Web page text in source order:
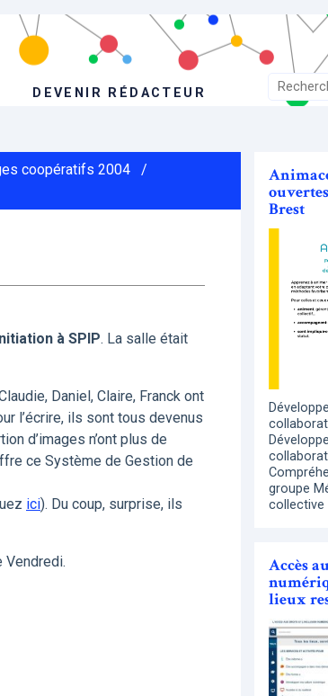
DEVENIR RÉDACTEUR
coopératifs 2004
/
à SPIP. La salle était
Daniel, Claire, Franck ont
l’écrire, ils sont tous devenus
d’images n’ont plus de
ce Système de Gestion de
ici). Du coup, surprise, ils
Vendredi.
Brest
groupe
collective
Accès
lieux